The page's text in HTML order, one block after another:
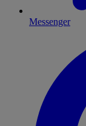
Messenger